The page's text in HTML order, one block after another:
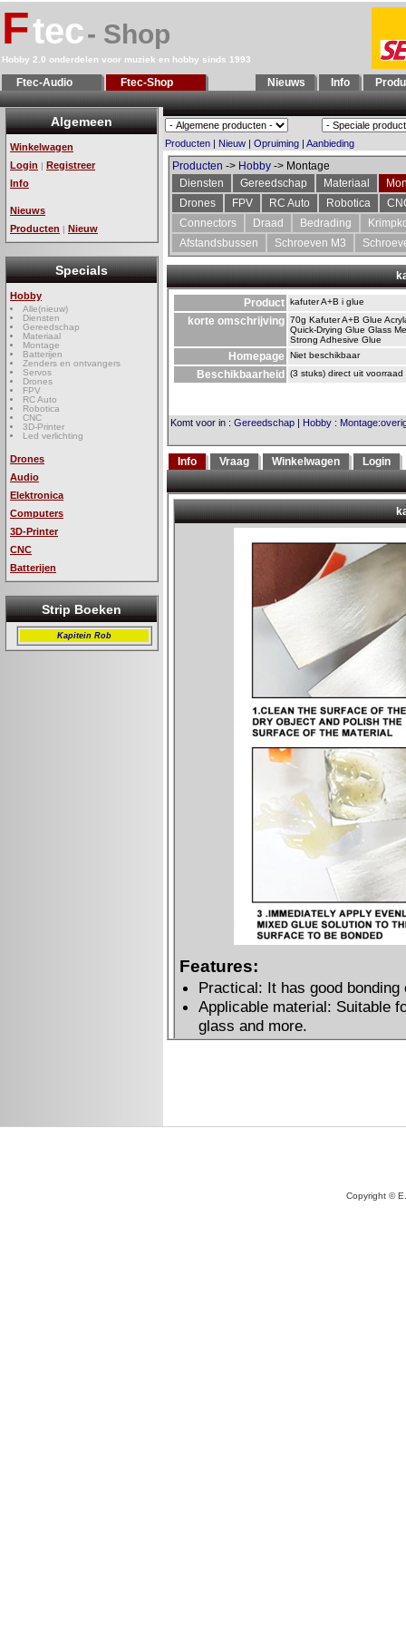
Ftec- Shop
Hobby 2.0 onderdelen voor muziek en hobby sinds 1993
Ftec-Audio Ftec-Shop Nieuws Info
Algemeen
Winkelwagen
Login | Registreer
Info
Nieuws
Producten | Nieuw
Specials
Hobby
Alle(nieuw)
Diensten
Gereedschap
Materiaal
Montage
Batterijen
Zenders en ontvangers
Servos
Drones
FPV
RC Auto
Robotica
CNC
3D-Printer
Led verlichting
Drones
Audio
Elektronica
Computers
3D-Printer
CNC
Batterijen
Strip Boeken
Kapitein Rob
Producten | Nieuw | Opruiming | Aanbieding
Producten -> Hobby -> Montage
Diensten
Gereedschap Materiaal
Drones
FPV RC Auto Robotica
Connectors
Draad Bedrading
Afstandsbussen
Schroeven M3
Product kafuter A+B i glue
korte omschrijving 70g Kafuter A+B Glue
Quick-Drying Glue Glass
Strong Adhesive Glue
Homepage Niet beschikbaar
Beschikbaarheid (3 stuks) direct uit voorraad
Komt voor in : Gereedschap | Hobby :
Info Vraag Winkelwagen Login
Copyright ©